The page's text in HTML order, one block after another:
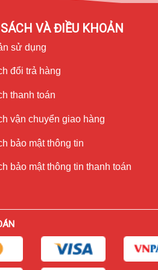
ảnh, đặc biệt là trong điều kiện ánh
15 Plus sẽ hoạt động tốt hơn, giúp
khó khăn.
ảnh?
phân giải, cảm biến, ống kính và khả
mới, chính hãng với độ phân giải
VÀ ĐIỀU KHOẢN
sử dụng
đổi trả hàng
thanh toán
vận chuyển giao hàng
bảo mật thông tin
bảo mật thông tin thanh toán